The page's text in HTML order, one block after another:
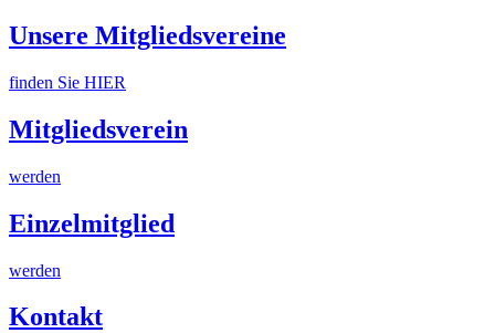
Unsere Mitgliedsvereine
finden Sie HIER
Mitgliedsverein
werden
Einzelmitglied
werden
Kontakt